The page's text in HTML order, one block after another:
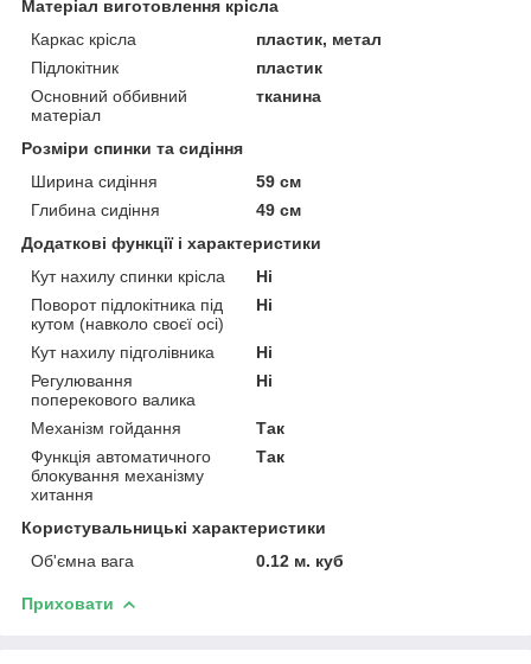
Матеріал виготовлення крісла
Каркас крісла
пластик, метал
Підлокітник
пластик
Основний оббивний
матеріал
тканина
Розміри спинки та сидіння
Ширина сидіння
59 см
Глибина сидіння
49 см
Додаткові функції і характеристики
Кут нахилу спинки крісла
Ні
Поворот підлокітника під
кутом (навколо своєї осі)
Ні
Кут нахилу підголівника
Ні
Регулювання
поперекового валика
Ні
Механізм гойдання
Так
Функція автоматичного
блокування механізму
хитання
Так
Користувальницькі характеристики
Об'ємна вага
0.12 м. куб
Приховати